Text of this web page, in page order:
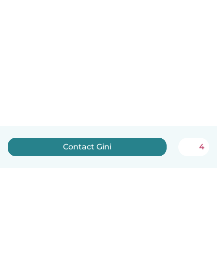
Contact Gini 4